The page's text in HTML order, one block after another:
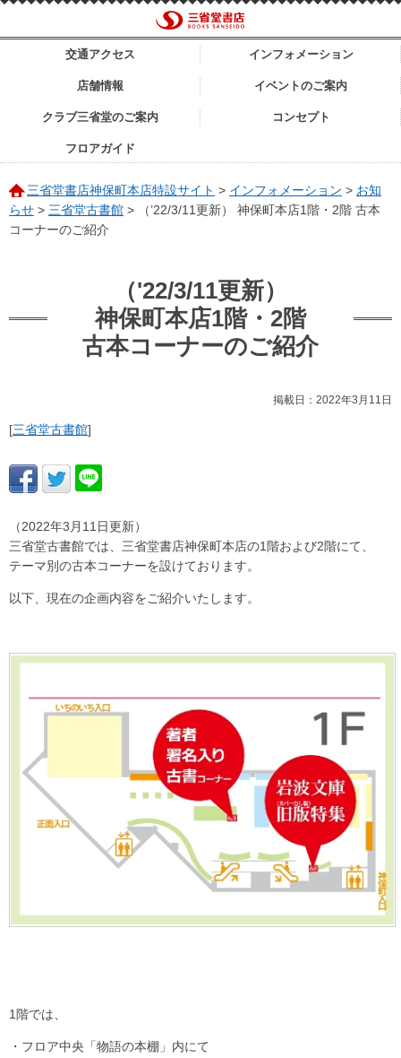
交通アクセス インフォメーション
店舗情報 イベントのご案内
クラブ三省堂のご案内 コンセプト
フロアガイド
三省堂書店神保町本店特設サイト > インフォメーション > お知
らせ > 三省堂古書館 >
（’22/3/11更新） 神保町本店1階・2階 古本
コーナーのご紹介
（'22/3/11更新）
神保町本店1階・2階
古本コーナーのご紹介
掲載日：2022年3月11日
[三省堂古書館]
（2022年3月11日更新）
三省堂古書館では、三省堂書店神保町本店の1階および2階にて、
テーマ別の古本コーナーを設けております。
以下、現在の企画内容をご紹介いたします。
1階では、
・フロア中央「物語の本棚」内にて